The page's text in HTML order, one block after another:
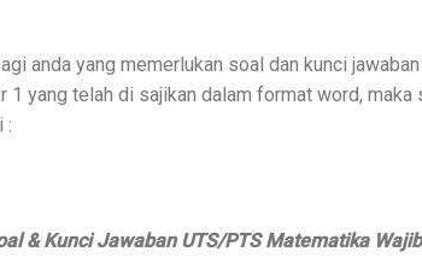
anda yang memerlukan soal dan kunci
1 yang telah di sajikan dalam format word, maka
:
& Kunci Jawaban UTS/PTS Matematika